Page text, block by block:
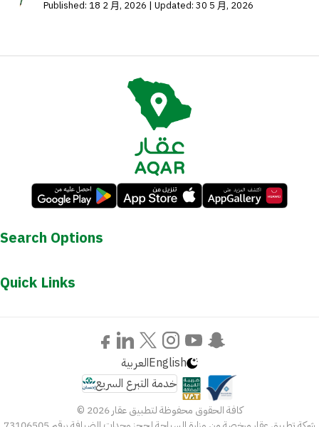
Published: 18 2 月, 2026 | Updated: 30 5 月, 2026
Search Options
Quick Links
العربيةEnglish
خدمة التبرع السريع
© كافة الحقوق محفوظة لتطبيق عقار 2026